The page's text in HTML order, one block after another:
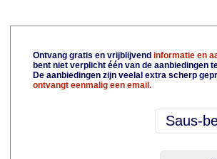
Ontvang gratis en vrijblijvendinformatie en
bent niet verplicht één van de aanbiedingen
De aanbiedingen zijn veelal extra scherp
ontvangt eenmalig een email.